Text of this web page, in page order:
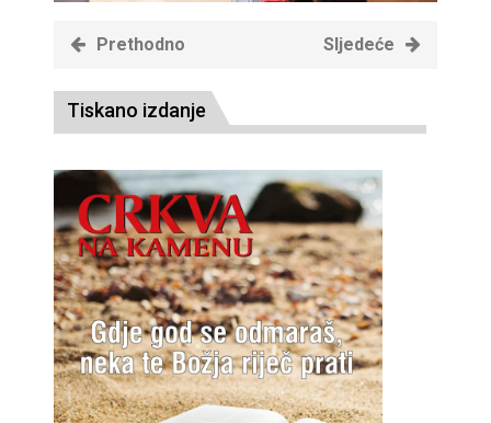
Prethodno Sljedeće
Tiskano izdanje